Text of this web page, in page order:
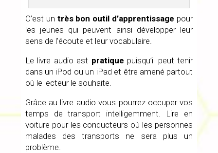
C’est un très bon outil d’apprentissage pour
les jeunes qui peuvent ainsi développer leur
sens de l’écoute et leur vocabulaire.
Le livre audio est pratique puisqu’il peut tenir
dans un iPod ou un iPad et être amené partout
où le lecteur le souhaite.
Grâce au livre audio vous pourrez occuper vos
temps de transport intelligemment. Lire en
voiture pour les conducteurs où les personnes
malades des transports ne sera plus un
problème.